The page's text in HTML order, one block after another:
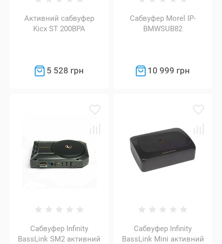
Активний сабвуфер
Kicx ST 200BPA
5 528 грн
Сабвуфер Morel IP-
BMWSUB82
10 999 грн
Сабвуфер Infinity
BassLink SM2 активний
Сабвуфер Infinity
BassLink Mini активний